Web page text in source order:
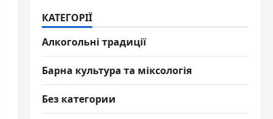
КАТЕГОРІЇ
Алкогольні традиції
Барна культура та міксологія
Без категории